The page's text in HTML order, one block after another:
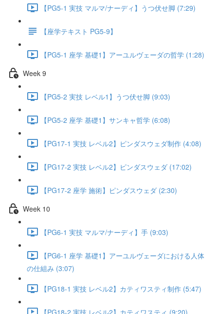
【PG5-1 実技 マルマ/ナーディ】うつ伏せ脚 (7:29)
【座学テキスト PG5-9】
【PG5-1 座学 基礎1】アーユルヴェーダの哲学 (1:28)
Week 9
【PG5-2 実技 レベル1】うつ伏せ脚 (9:03)
【PG5-2 座学 基礎1】サンキャ哲学 (6:08)
【PG17-1 実技 レベル2】ピンダスウェダ制作 (4:08)
【PG17-2 実技 レベル2】ピンダスウェダ (17:02)
【PG17-2 座学 施術】ピンダスウェダ (2:30)
Week 10
【PG6-1 実技 マルマ/ナーディ】手 (9:03)
【PG6-1 座学 基礎1】アーユルヴェーダにおける人体
の仕組み (3:07)
【PG18-1 実技 レベル2】カティワスティ制作 (5:47)
【PG18-2 実技 レベル2】カティワスティ (9:20)